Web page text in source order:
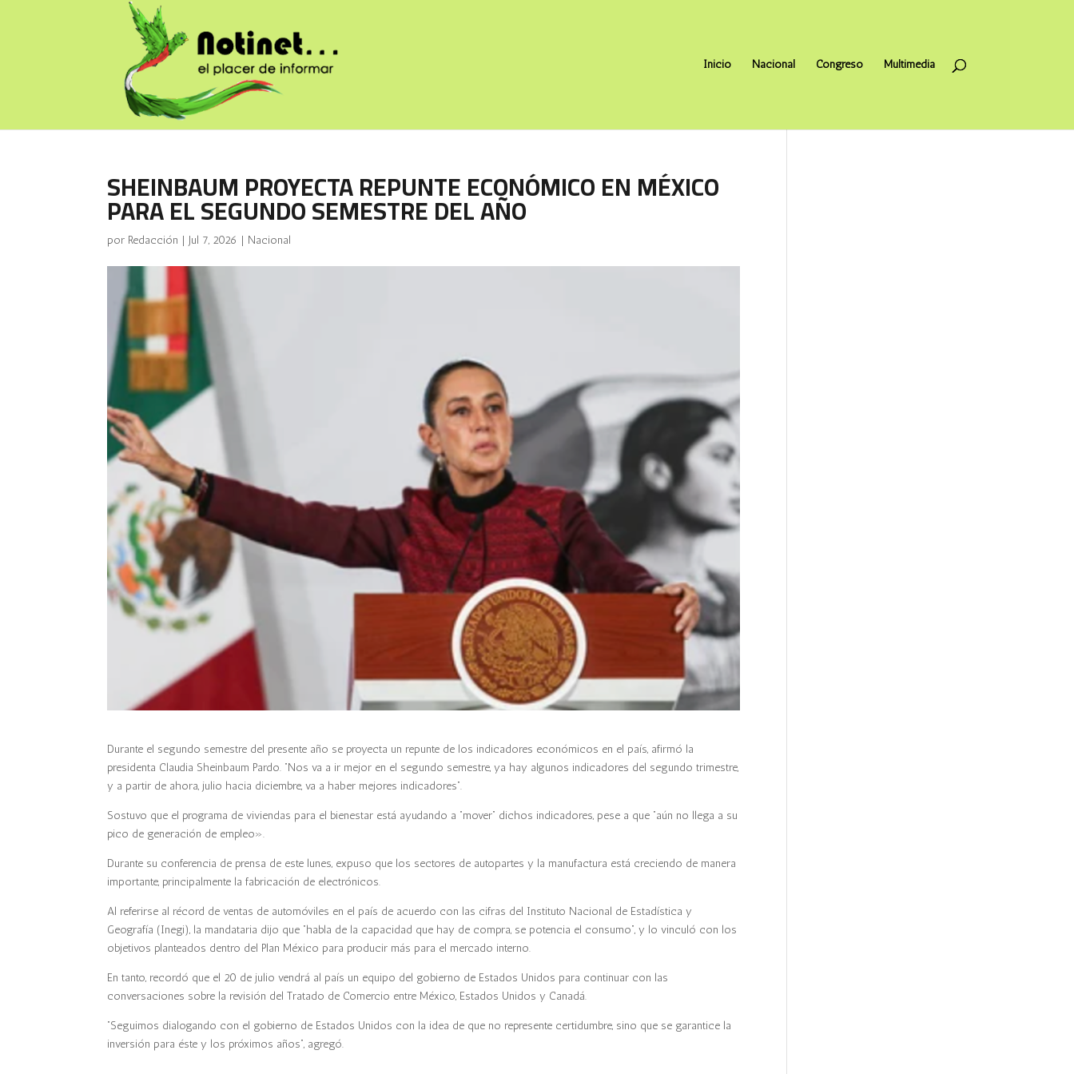
Inicio Nacional Congreso Multimedia
SHEINBAUM PROYECTA REPUNTE ECONÓMICO EN MÉXICO
PARA EL SEGUNDO SEMESTRE DEL AÑO
por Redacción | Jul 7, 2026 | Nacional
Durante el segundo semestre del presente año se proyecta un repunte de los indicadores económicos en el país, afirmó la
presidenta Claudia Sheinbaum Pardo. “Nos va a ir mejor en el segundo semestre, ya hay algunos indicadores del segundo trimestre,
y a partir de ahora, julio hacia diciembre, va a haber mejores indicadores”.
Sostuvo que el programa de viviendas para el bienestar está ayudando a “mover” dichos indicadores, pese a que “aún no llega a su
pico de generación de empleo».
Durante su conferencia de prensa de este lunes, expuso que los sectores de autopartes y la manufactura está creciendo de manera
importante, principalmente la fabricación de electrónicos.
Al referirse al récord de ventas de automóviles en el país de acuerdo con las cifras del Instituto Nacional de Estadística y
Geografía (Inegi), la mandataria dijo que “habla de la capacidad que hay de compra, se potencia el consumo”, y lo vinculó con los
objetivos planteados dentro del Plan México para producir más para el mercado interno.
En tanto, recordó que el 20 de julio vendrá al país un equipo del gobierno de Estados Unidos para continuar con las
conversaciones sobre la revisión del Tratado de Comercio entre México, Estados Unidos y Canadá.
“Seguimos dialogando con el gobierno de Estados Unidos con la idea de que no represente certidumbre, sino que se garantice la
inversión para éste y los próximos años”, agregó.